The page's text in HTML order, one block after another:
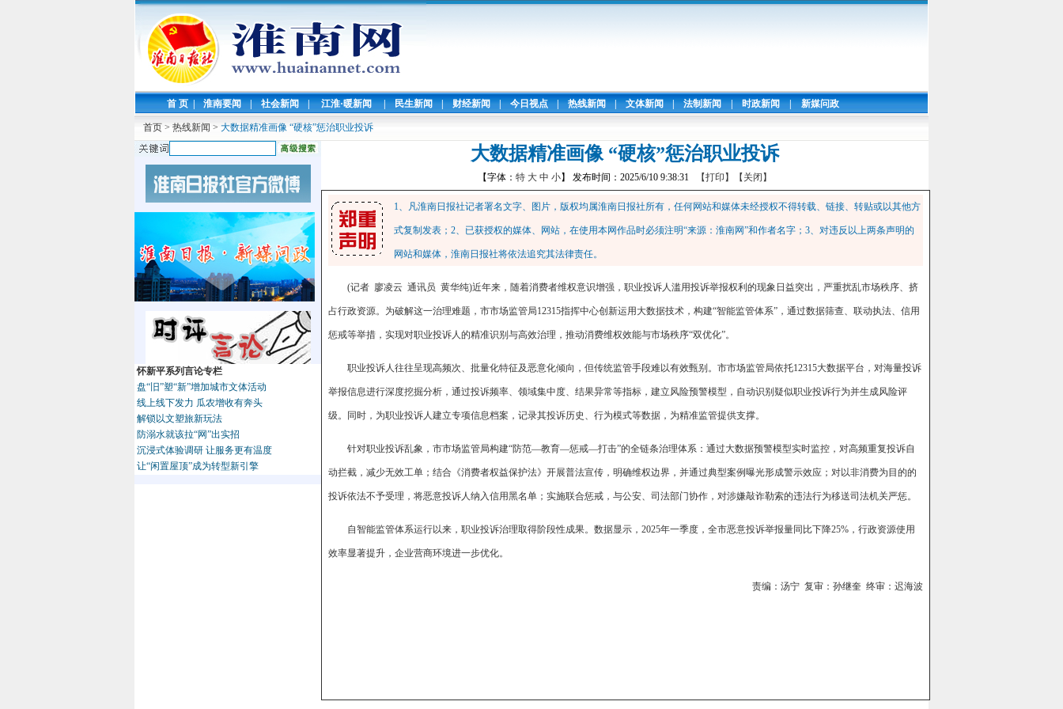
首 页 | 淮南要闻 | 社会新闻 | 江淮·暖新闻 | 民生新闻 | 财经新闻 | 今日视点 | 热线新闻 | 文体新闻 | 法制新闻 | 时政新闻 | 新媒问政
首页 > 热线新闻 > 大数据精准画像 “硬核”惩治职业投诉
怀新平系列言论专栏
盘“旧”塑“新”增加城市文体活动
线上线下发力 瓜农增收有奔头
解锁以文塑旅新玩法
防溺水就该拉“网”出实招
沉浸式体验调研 让服务更有温度
让“闲置屋顶”成为转型新引擎
大数据精准画像 “硬核”惩治职业投诉
【字体： 特 大 中 小】 发布时间：2025/6/10 9:38:31 【打印】 【关闭】
1、凡淮南日报社记者署名文字、图片，版权均属淮南日报社所有，任何网站和媒体未经授权不得转载、链接、转贴或以其他方
式复制发表；2、已获授权的媒体、网站，在使用本网作品时必须注明“来源：淮南网”和作者名字；3、对违反以上两条声明的
网站和媒体，淮南日报社将依法追究其法律责任。
(记者 廖凌云 通讯员 黄华纯)近年来，随着消费者维权意识增强，职业投诉人滥用投诉举报权利的现象日益突出，严重扰乱市场秩序、挤
占行政资源。为破解这一治理难题，市市场监管局12315指挥中心创新运用大数据技术，构建“智能监管体系”，通过数据筛查、联动执法、信用
惩戒等举措，实现对职业投诉人的精准识别与高效治理，推动消费维权效能与市场秩序“双优化”。
职业投诉人往往呈现高频次、批量化特征及恶意化倾向，但传统监管手段难以有效甄别。市市场监管局依托12315大数据平台，对海量投诉
举报信息进行深度挖掘分析，通过投诉频率、领域集中度、结果异常等指标，建立风险预警模型，自动识别疑似职业投诉行为并生成风险评
级。同时，为职业投诉人建立专项信息档案，记录其投诉历史、行为模式等数据，为精准监管提供支撑。
针对职业投诉乱象，市市场监管局构建“防范—教育—惩戒—打击”的全链条治理体系：通过大数据预警模型实时监控，对高频重复投诉自
动拦截，减少无效工单；结合《消费者权益保护法》开展普法宣传，明确维权边界，并通过典型案例曝光形成警示效应；对以非消费为目的的
投诉依法不予受理，将恶意投诉人纳入信用黑名单；实施联合惩戒，与公安、司法部门协作，对涉嫌敲诈勒索的违法行为移送司法机关严惩。
自智能监管体系运行以来，职业投诉治理取得阶段性成果。数据显示，2025年一季度，全市恶意投诉举报量同比下降25%，行政资源使用
效率显著提升，企业营商环境进一步优化。
责编：汤宁 复审：孙继奎 终审：迟海波